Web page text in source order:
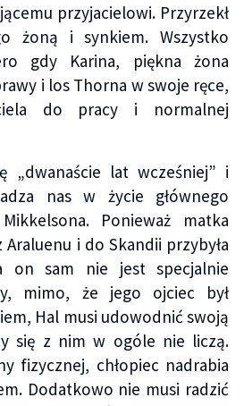
przyjacielowi. Przyrzekł
żoną i synkiem. Wszystko
gdy Karina, piękna żona
i los Thorna w swoje ręce,
do pracy i normalnej
„dwanaście lat wcześniej” i
nas w życie głównego
Ponieważ matka
i do Skandii przybyła
on sam nie jest specjalnie
mimo, że jego ojciec był
Hal musi udowodnić swoją
się z nim w ogóle nie liczą.
fizycznej, chłopiec nadrabia
Dodatkowo nie musi radzić